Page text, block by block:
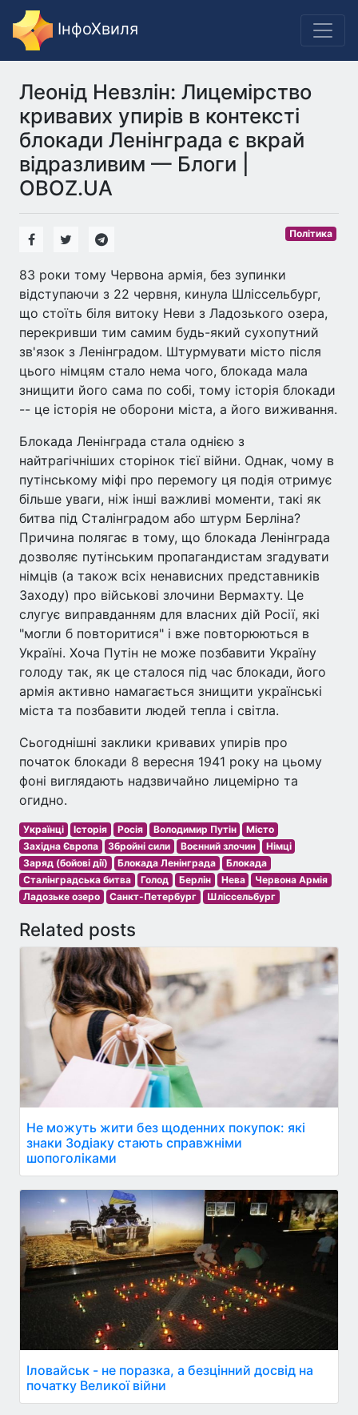
ІнфоХвиля
Леонід Невзлін: Лицемірство
кривавих упирів в контексті
блокади Ленінграда є вкрай
відразливим — Блоги |
OBOZ.UA
Політика
83 роки тому Червона армія, без зупинки
відступаючи з 22 червня, кинула Шліссельбург,
що стоїть біля витоку Неви з Ладозького озера,
перекривши тим самим будь-який сухопутний
зв'язок з Ленінградом. Штурмувати місто після
цього німцям стало нема чого, блокада мала
знищити його сама по собі, тому історія блокади
-- це історія не оборони міста, а його виживання.
Блокада Ленінграда стала однією з
найтрагічніших сторінок тієї війни. Однак, чому в
путінському міфі про перемогу ця подія отримує
більше уваги, ніж інші важливі моменти, такі як
битва під Сталінградом або штурм Берліна?
Причина полягає в тому, що блокада Ленінграда
дозволяє путінським пропагандистам згадувати
німців (а також всіх ненависних представників
Заходу) про військові злочини Вермахту. Це
слугує виправданням для власних дій Росії, які
"могли б повторитися" і вже повторюються в
Україні. Хоча Путін не може позбавити Україну
голоду так, як це сталося під час блокади, його
армія активно намагається знищити українські
міста та позбавити людей тепла і світла.
Сьогоднішні заклики кривавих упирів про
початок блокади 8 вересня 1941 року на цьому
фоні виглядають надзвичайно лицемірно та
огидно.
Українці Історія Росія Володимир Путін
Місто
Західна Європа
Збройні сили Воєнний злочин
Німці
Заряд (бойові дії)
Блокада Ленінграда
Блокада
Сталінградська битва
Голод Берлін Нева
Червона Армія
Ладозьке озеро
Санкт-Петербург Шліссельбург
Related posts
Не можуть жити без щоденних покупок: які
знаки Зодіаку стають справжніми
шопоголіками
Іловайськ - не поразка, а безцінний досвід на
початку Великої війни